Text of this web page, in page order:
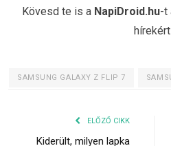
Kövesd te is a NapiDroid.hu-t
SAMSUNG GALAXY Z FLIP 7
ELŐZŐ CIKK
Kiderült, milyen lapka